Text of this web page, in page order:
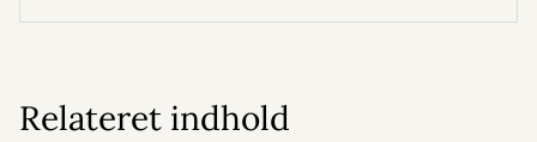
Relateret indhold